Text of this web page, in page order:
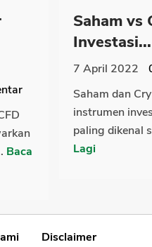
Baca
Saham vs
Investasi...
7 April 2022
Saham dan
instrumen
paling dikenal
Lagi
Disclaimer